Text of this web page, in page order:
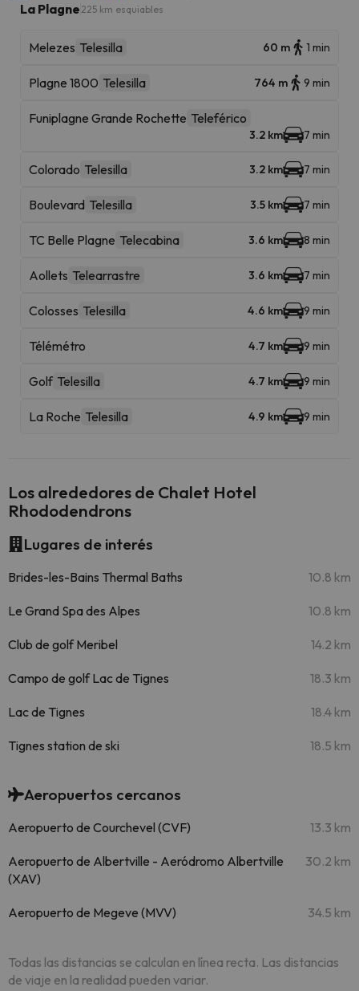
La Plagne 225 km esquiables
Melezes Telesilla 60 m 1 min
Plagne 1800 Telesilla 764 m 9 min
Funiplagne Grande Rochette Teleférico
3.2 km 7 min
Colorado Telesilla 3.2 km 7 min
Boulevard Telesilla 3.5 km 7 min
TC Belle Plagne Telecabina 3.6 km 8 min
Aollets Telearrastre 3.6 km 7 min
Colosses Telesilla 4.6 km 9 min
Télémétro 4.7 km 9 min
Golf Telesilla 4.7 km 9 min
La Roche Telesilla 4.9 km 9 min
Los alrededores de Chalet Hotel
Rhododendrons
Lugares de interés
Brides-les-Bains Thermal Baths 10.8 km
Le Grand Spa des Alpes 10.8 km
Club de golf Meribel 14.2 km
Campo de golf Lac de Tignes 18.3 km
Lac de Tignes 18.4 km
Tignes station de ski 18.5 km
Aeropuertos cercanos
Aeropuerto de Courchevel (CVF) 13.3 km
Aeropuerto de Albertville - Aeródromo Albertville
(XAV)
30.2 km
Aeropuerto de Megeve (MVV) 34.5 km
Todas las distancias se calculan en línea recta. Las distancias
de viaje en la realidad pueden variar.